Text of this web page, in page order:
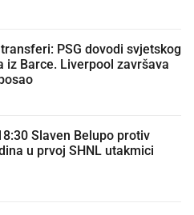
PSG dovodi svjetskog
iz Barce. Liverpool završava
Slaven Belupo protiv
u prvoj SHNL utakmici